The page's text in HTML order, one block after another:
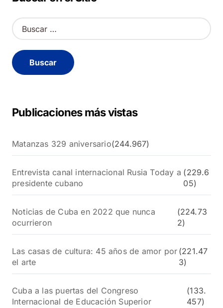
B
u
c
a
Publicaciones más vistas
Matanzas 329 aniversario(244.967)
Entrevista canal internacional Rusia Today a
presidente cubano
(229.6
05)
Noticias de Cuba en 2022 que nunca
ocurrieron
(224.73
2)
Las casas de cultura: 45 años de amor por
el arte
(221.47
3)
Cuba a las puertas del Congreso
Internacional de Educación Superior
(133.
457)